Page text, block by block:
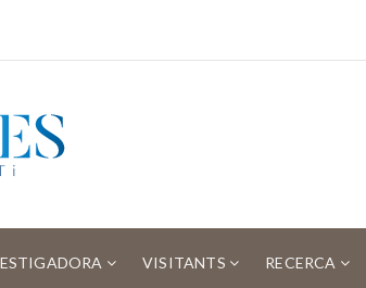
VISITANTS RECERCA